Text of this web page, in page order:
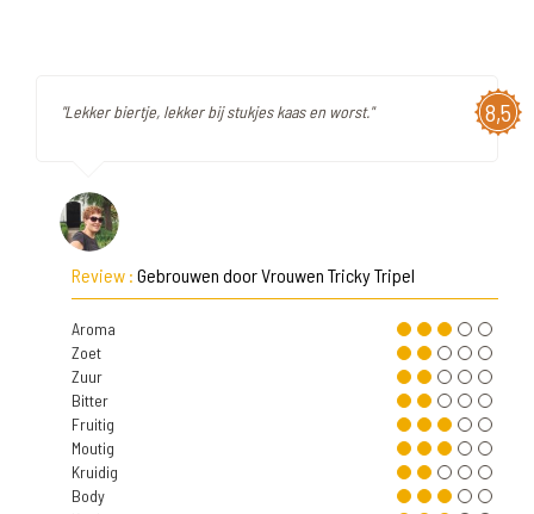
8,5
"Lekker biertje, lekker bij stukjes kaas en worst."
Review : Gebrouwen door Vrouwen Tricky Tripel
Aroma
Zoet
Zuur
Bitter
Fruitig
Moutig
Kruidig
Body